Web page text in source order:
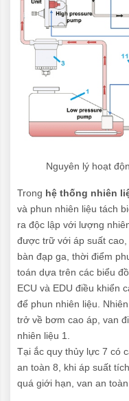
Nguyên lý hoạt
Trong hệ thống nhiên
và phun nhiên liệu tách
ra độc lập với lượng
được trữ với áp suất
bàn đạp ga, thời điểm
toán dựa trên các biểu
ECU và EDU điều khiển
để phun nhiên liệu.
trở về bơm cao áp, van
nhiên liệu 1.
Tại ắc quy thủy lực 7 có
an toàn 8, khi áp suất
quá giới hạn, van an